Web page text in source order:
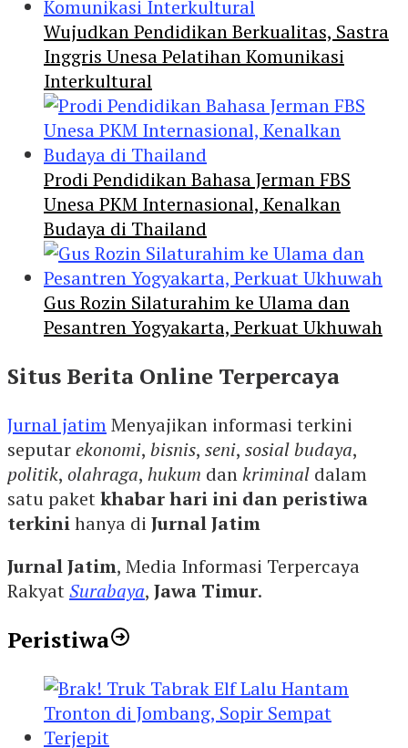
Wujudkan Pendidikan Berkualitas, Sastra
Inggris Unesa Pelatihan Komunikasi
Interkultural
Prodi Pendidikan Bahasa Jerman FBS
Unesa PKM Internasional, Kenalkan
Budaya di Thailand
Gus Rozin Silaturahim ke Ulama dan
Pesantren Yogyakarta, Perkuat Ukhuwah
Situs Berita Online Terpercaya
Jurnal jatimMenyajikan informasi terkini
seputarekonomi, bisnis, seni, sosial budaya,
politik, olahraga, hukum dankriminal dalam
satu paketkhabar hari ini dan peristiwa
terkinihanya di Jurnal Jatim
Jurnal Jatim, Media Informasi Terpercaya
RakyatSurabaya, Jawa Timur.
Peristiwa